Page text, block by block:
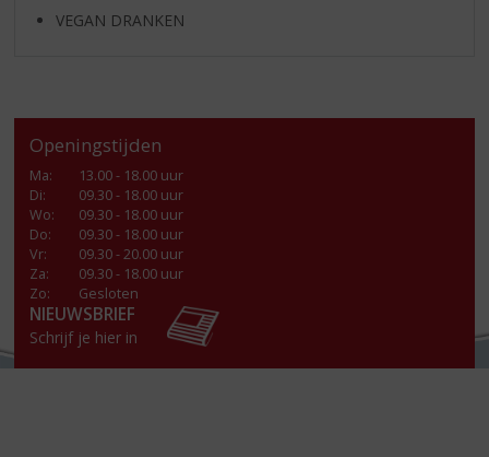
VEGAN DRANKEN
Openingstijden
Ma:
13.00 - 18.00 uur
Di:
09.30 - 18.00 uur
Wo:
09.30 - 18.00 uur
Do:
09.30 - 18.00 uur
Vr:
09.30 - 20.00 uur
Za:
09.30 - 18.00 uur
Zo:
Gesloten
NIEUWSBRIEF
Schrijf je hier in